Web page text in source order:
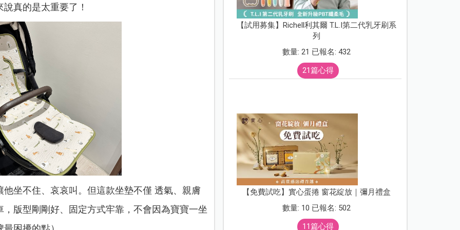
真的是太重要了！
坐不住、哀哀叫。但這款坐墊不僅 透氣、親膚
版型剛剛好、固定方式牢靠，不會因為寶寶一坐
【試用募集】Richell利其爾 T.L.I第二代乳牙刷系
列
數量: 21 已報名: 432
21篇心得
【免費試吃】實心蛋捲 窗花綻放｜彌月禮盒
數量: 10 已報名: 502
11篇心得